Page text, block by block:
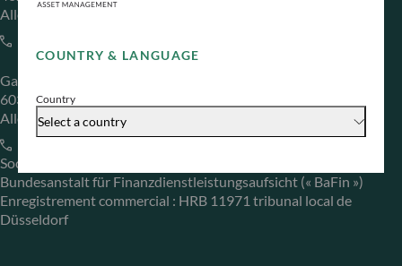
COUNTRY & LANGUAGE
Country
Select a country
Allemagne
Gallusanlage 8
60329 Frankfurt am Main
Allemagne
Société de Gestion de Portefeuille agréée par la
Bundesanstalt für Finanzdienstleistungsaufsicht (« BaFin »)
Enregistrement commercial : HRB 11971 tribunal local de
Düsseldorf